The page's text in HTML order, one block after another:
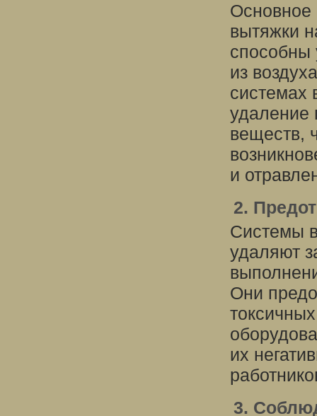
Основное
вытяжки
способны
из
системах
удаление
веществ,
и
2.
Системы
удаляют
Они
их
3.